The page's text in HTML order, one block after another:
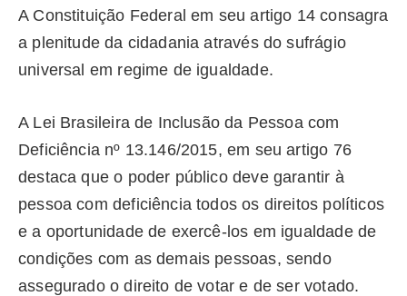
A Constituição Federal em seu artigo 14 consagra
a plenitude da cidadania através do sufrágio
universal em regime de igualdade.
A Lei Brasileira de Inclusão da Pessoa com
Deficiência nº 13.146/2015, em seu artigo 76
destaca que o poder público deve garantir à
pessoa com deficiência todos os direitos políticos
e a oportunidade de exercê-los em igualdade de
condições com as demais pessoas, sendo
assegurado o direito de votar e de ser votado.